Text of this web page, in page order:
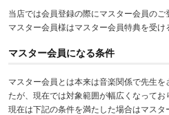
当店では会員登録の際にマスター会員のご
マスター会員様はマスター会員特典を受け
マスター会員になる条件
マスター会員とは本来は音楽関係で先生
たが、現在では対象範囲が幅広くなってお
現在は下記の条件を満たした場合はマス